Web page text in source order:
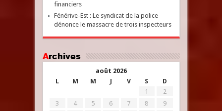
financiers
Fénérive-Est : Le syndicat de la police
dénonce le massacre de trois inspecteurs
Archives
août 2026
L
M M J V S D
1
2
3
4 5 6 7 8
9